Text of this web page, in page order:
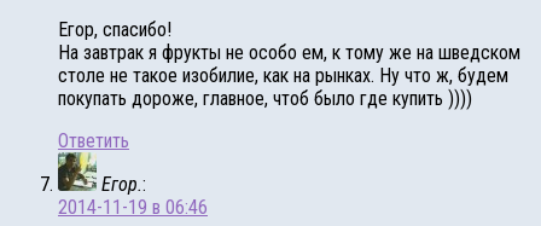
Егор, спасибо!
На завтрак я фрукты не особо ем, к тому же на шведском
столе не такое изобилие, как на рынках. Ну что ж, будем
покупать дороже, главное, чтоб было где купить ))))
Ответить
Eгор.:
2014-11-19 в 06:46